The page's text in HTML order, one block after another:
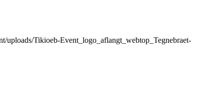
uploads/Tikioeb-Event_logo_aflangt_webtop_Tegnebraet-